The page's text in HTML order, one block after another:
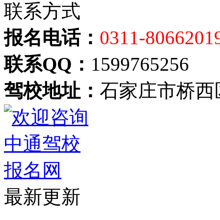
联系方式
报名电话： 0311-
联系QQ： 1599765256
驾校地址： 石家庄市桥
最新更新